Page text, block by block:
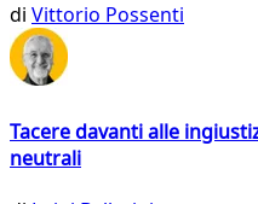
di Vittorio Possenti
Tacere davanti alle
neutrali